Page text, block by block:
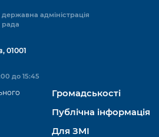
державна адміністрація
рада
01001
до 15:45
Громадськості
Публічна інформація
Для ЗМІ